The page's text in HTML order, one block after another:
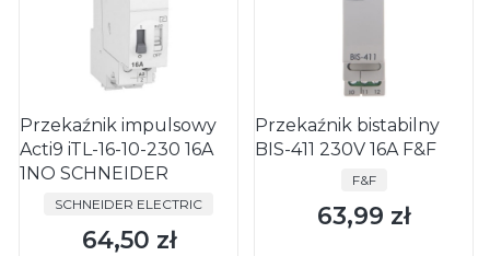
Przekaźnik impulsowy
Acti9 iTL-16-10-230 16A
1NO SCHNEIDER
PRODUCENT
SCHNEIDER ELECTRIC
Cena
64,50 zł
Przekaźnik bistabilny
BIS-411 230V 16A F&F
PRODUCENT
F&F
Cena
63,99 zł